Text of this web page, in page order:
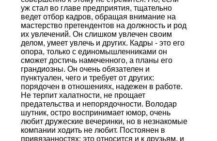
уж стал во главе предприятия, тщательно
ведет отбор кадров, обращая внимание на
мастерство претендентов на должность и род
их увлечений. Он слишком увлечен своим
делом, умеет увлечь и других. Кадры - это его
опора, только с единомышленниками он
сможет достичь намеченного, а планы его
грандиозны. Он очень обязателен и
пунктуален, чего и требует от других:
порядочен в отношениях, надежен в работе.
Не терпит халатности, не прощает
предательства и непорядочности. Володар
шутник, остро воспринимает юмор, очень
любит дружеские вечеринки, но в незнакомые
компании ходить не любит. Постоянен в
привязанностях; это относится и к друзьям, и